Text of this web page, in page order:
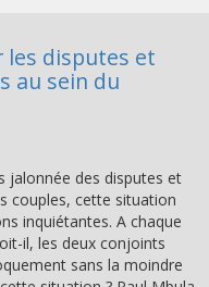
les disputes et
au sein du
jalonnée des disputes et
couples, cette situation
inquiétantes. A chaque
il, les deux conjoints
sans la moindre